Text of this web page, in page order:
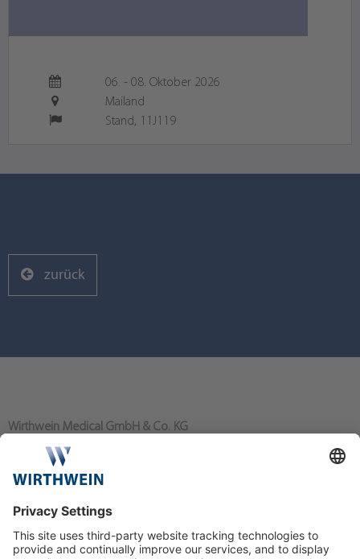
06. - 08. Oktober 2026
Mailand
Stand, 11J119
zurück
Wirthwein Medical GmbH & Co. KG
Bahnhofstraße 80
64367 Mühltal/Nieder-Ramstadt
+49 6151 919-0
info@wirthwein-medical.com